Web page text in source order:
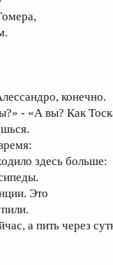
конечно.
- «А вы? Как
здесь больше:
Это
а пить через